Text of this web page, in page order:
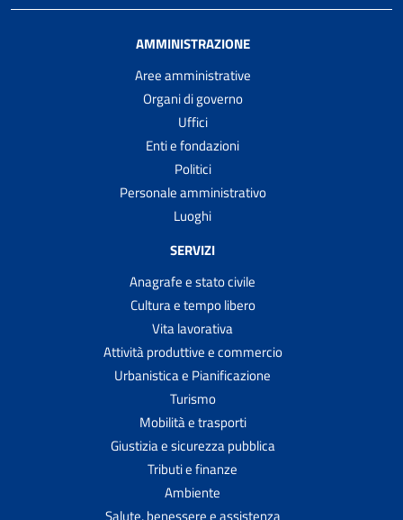
AMMINISTRAZIONE
Aree amministrative
Organi di governo
Uffici
Enti e fondazioni
Politici
Personale amministrativo
Luoghi
SERVIZI
Anagrafe e stato civile
Cultura e tempo libero
Vita lavorativa
Attività produttive e commercio
Urbanistica e Pianificazione
Turismo
Mobilità e trasporti
Giustizia e sicurezza pubblica
Tributi e finanze
Ambiente
Salute, benessere e assistenza